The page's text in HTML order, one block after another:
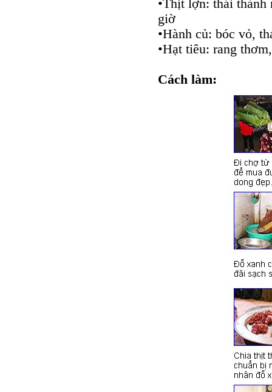
•Thịt lợn: thái
giờ
•Hành củ: bóc vỏ,
•Hạt tiêu: rang
Cách làm: